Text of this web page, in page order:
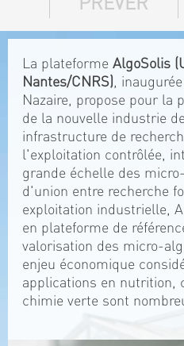
La plateforme AlgoSolis
Nantes/CNRS),
Nazaire, propose pour la
de la nouvelle industrie
infrastructure de
l'exploitation contrôlée,
grande échelle des
d'union entre recherche
exploitation industrielle,
en plateforme de
valorisation des micro-
enjeu économique
applications en nutrition,
chimie verte sont